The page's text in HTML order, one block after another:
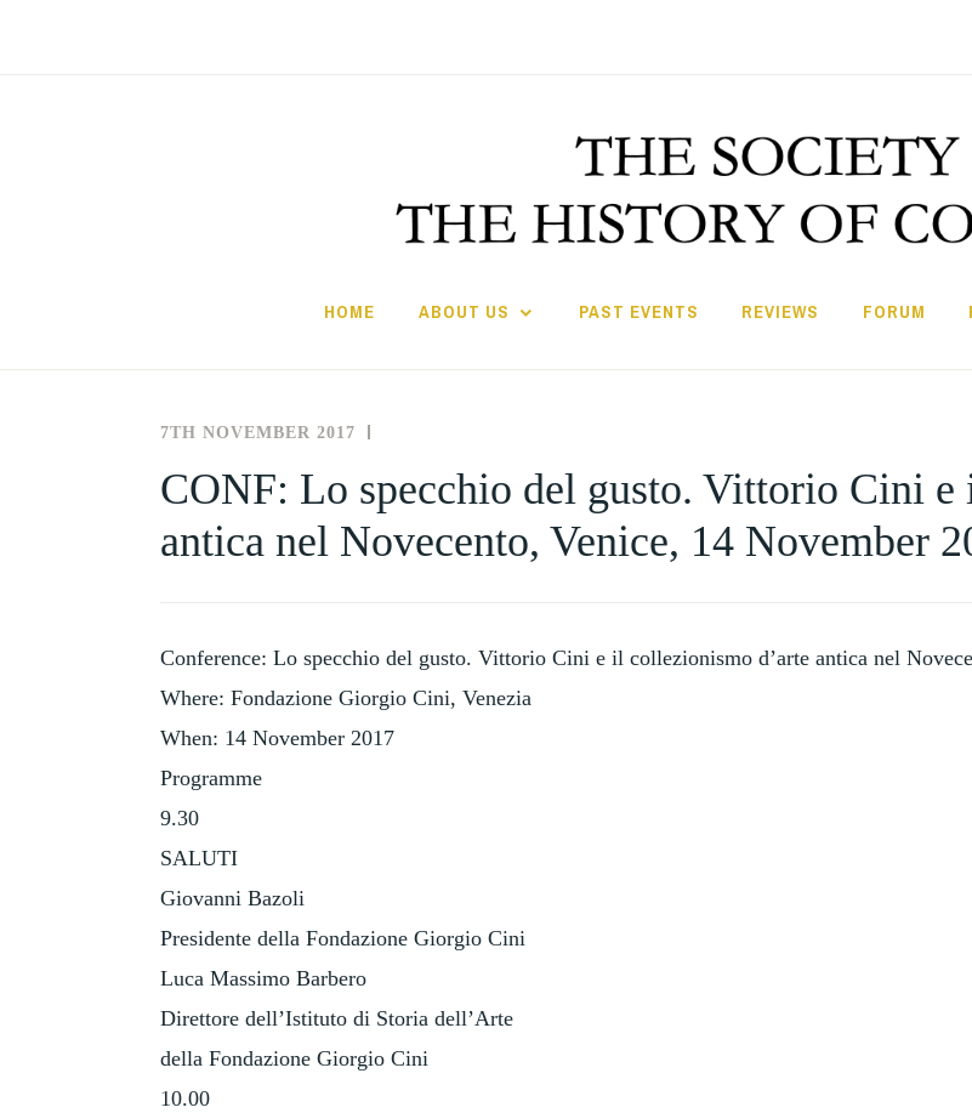
HOME ABOUT US PAST EVENTS REVIEWS FORUM
7TH NOVEMBER 2017
FOR
THE
EVENTS
CONF: Lo specchio del gusto. Vittorio Cini e
antica nel Novecento, Venice, 14 November
Conference: Lo specchio del gusto. Vittorio Cini e il collezionismo d’arte antica nel
Where: Fondazione Giorgio Cini, Venezia
When: 14 November 2017
Programme
9.30
SALUTI
Giovanni Bazoli
Presidente della Fondazione Giorgio Cini
Luca Massimo Barbero
Direttore dell’Istituto di Storia dell’Arte
della Fondazione Giorgio Cini
10.00